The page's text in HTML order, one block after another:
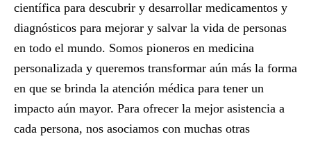
científica para descubrir y desarrollar medicamentos y
diagnósticos para mejorar y salvar la vida de personas
en todo el mundo. Somos pioneros en medicina
personalizada y queremos transformar aún más la forma
en que se brinda la atención médica para tener un
impacto aún mayor. Para ofrecer la mejor asistencia a
cada persona, nos asociamos con muchas otras